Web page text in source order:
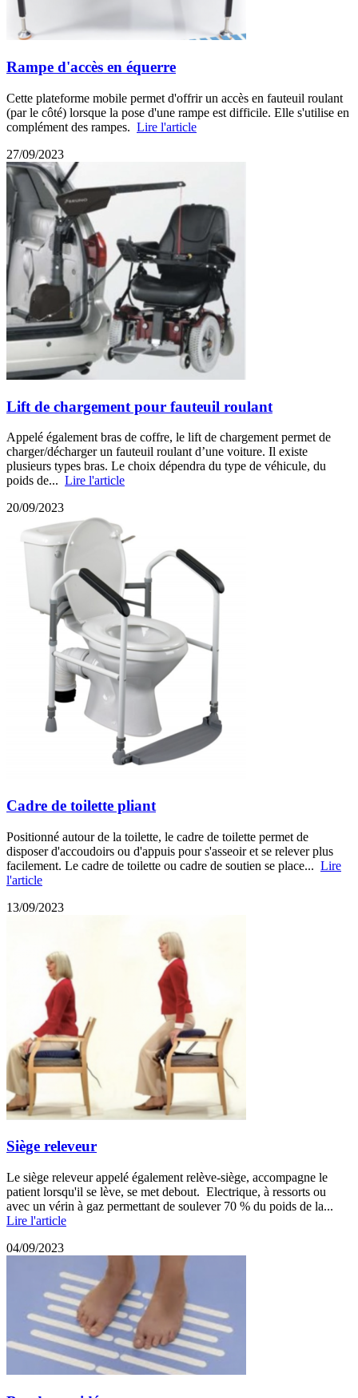
Rampe d'accès en équerre
Cette plateforme mobile permet d'offrir un accès en fauteuil roulant
(par le côté) lorsque la pose d'une rampe est difficile. Elle s'utilise en
complément des rampes. Lire l'article
27/09/2023
Lift de chargement pour fauteuil roulant
Appelé également bras de coffre, le lift de chargement permet de
charger/décharger un fauteuil roulant d’une voiture. Il existe
plusieurs types bras. Le choix dépendra du type de véhicule, du
poids de... Lire l'article
20/09/2023
Cadre de toilette pliant
Positionné autour de la toilette, le cadre de toilette permet de
disposer d'accoudoirs ou d'appuis pour s'asseoir et se relever plus
facilement. Le cadre de toilette ou cadre de soutien se place... Lire
l'article
13/09/2023
Siège releveur
Le siège releveur appelé également relève-siège, accompagne le
patient lorsqu'il se lève, se met debout. Electrique, à ressorts ou
avec un vérin à gaz permettant de soulever 70 % du poids de la...
Lire l'article
04/09/2023